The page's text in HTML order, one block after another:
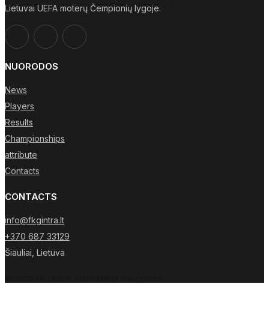
Lietuvai UEFA moterų Čempionių lygoje.
NUORODOS
News
Players
Results
Championships
attribute
Contacts
CONTACTS
info@fkgintra.lt
+370 687 33129
Šiauliai, Lietuva